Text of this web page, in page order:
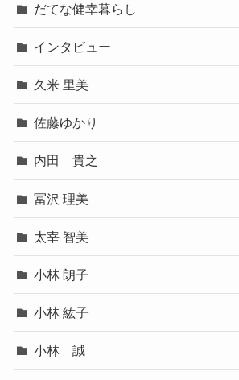
だてな健幸暮らし
インタビュー
久米 里美
佐藤ゆかり
内田 貴之
冨沢 理美
太宰 智美
小林 朗子
小林 紘子
小林 誠